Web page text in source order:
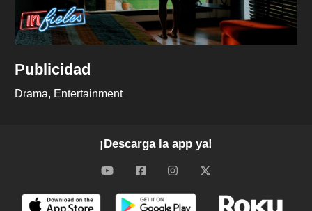
Publicidad
Drama Entertainment
¡Descarga la app ya!